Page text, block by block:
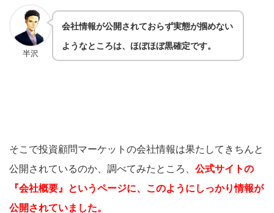
半沢
会社情報が公開されておらず実態が掴めない
ようなところは、ほぼほぼ黒確定です。
そこで投資顧問マーケットの会社情報は果たしてきちんと
公開されているのか、調べてみたところ、 公式サイトの
『会社概要』というページに、このようにしっかり情報が
公開されていました。